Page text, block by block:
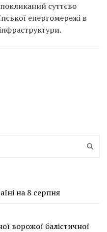
суттєво
енергомережі в
на 8 серпня
ворожої балістичної